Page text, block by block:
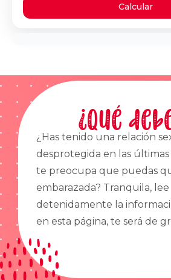
Calcular
¿Qué
¿Has tenido una relación
desprotegida en las últimas
te preocupa que puedas
embarazada? Tranquila, lee
detenidamente la
en esta página, te será de